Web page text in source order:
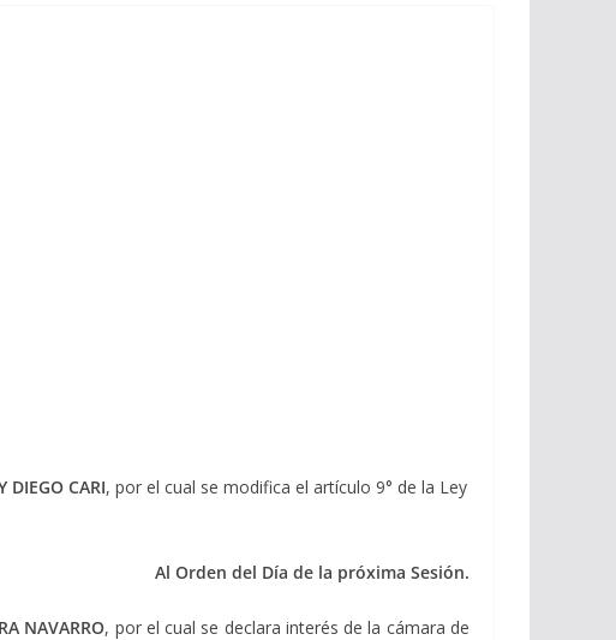
DIEGO CARI, por el cual se modifica el artículo 9° de la Ley
Al Orden del Día de la próxima Sesión.
NAVARRO, por el cual se declara interés de la cámara de